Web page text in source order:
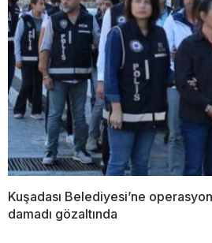
Kuşadası Belediyesi’ne
damadı gözaltında